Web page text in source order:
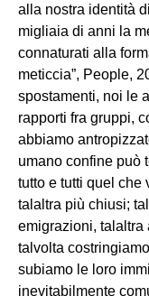
alla nostra identità
migliaia di anni la
connaturati alla
meticcia”, People,
spostamenti, noi le
rapporti fra gruppi,
abbiamo
umano confine può
tutto e tutti quel che
talaltra più chiusi;
emigrazioni, talaltra
talvolta
subiamo le loro
inevitabilmente